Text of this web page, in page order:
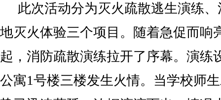
此次活动分为灭火疏散逃生演练
地灭火体验三个项目。随着急促而响
起，消防疏散演练拉开了序幕。演练
公寓1号楼三楼发生火情。当学校师